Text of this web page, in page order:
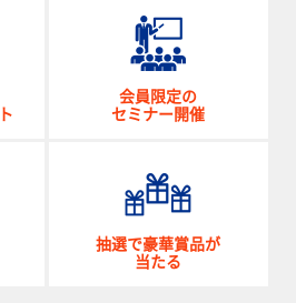
会員限定の
セミナー開催
抽選で豪華賞品が
当たる